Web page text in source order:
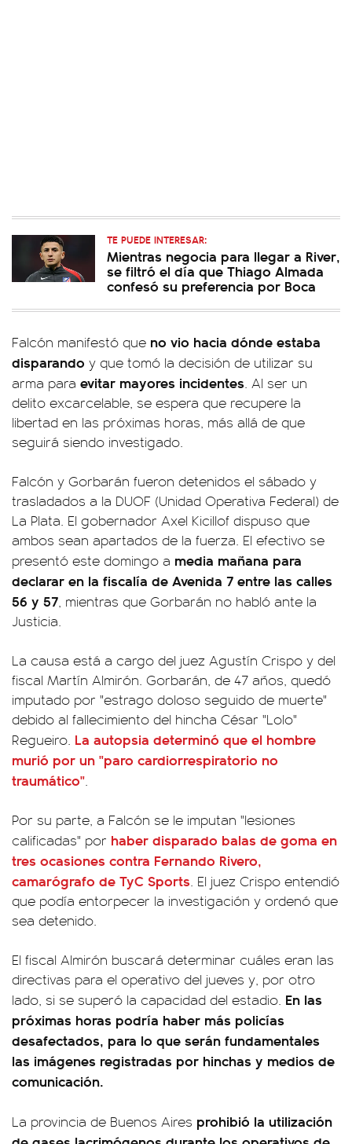
TE PUEDE INTERESAR:
Mientras negocia para llegar a River,
se filtró el día que Thiago Almada
confesó su preferencia por Boca
Falcón manifestó que no vio hacia dónde estaba
disparando y que tomó la decisión de utilizar su
arma para evitar mayores incidentes. Al ser un
delito excarcelable, se espera que recupere la
libertad en las próximas horas, más allá de que
seguirá siendo investigado.
Falcón y Gorbarán fueron detenidos el sábado y
trasladados a la DUOF (Unidad Operativa Federal) de
La Plata. El gobernador Axel Kicillof dispuso que
ambos sean apartados de la fuerza. El efectivo se
presentó este domingo a media mañana para
declarar en la fiscalía de Avenida 7 entre las calles
56 y 57, mientras que Gorbarán no habló ante la
Justicia.
La causa está a cargo del juez Agustín Crispo y del
fiscal Martín Almirón. Gorbarán, de 47 años, quedó
imputado por "estrago doloso seguido de muerte"
debido al fallecimiento del hincha César "Lolo"
Regueiro. La autopsia determinó que el hombre
murió por un "paro cardiorrespiratorio no
traumático".
Por su parte, a Falcón se le imputan "lesiones
calificadas" por haber disparado balas de goma en
tres ocasiones contra Fernando Rivero,
camarógrafo de TyC Sports. El juez Crispo entendió
que podía entorpecer la investigación y ordenó que
sea detenido.
El fiscal Almirón buscará determinar cuáles eran las
directivas para el operativo del jueves y, por otro
lado, si se superó la capacidad del estadio. En las
próximas horas podría haber más policías
desafectados, para lo que serán fundamentales
las imágenes registradas por hinchas y medios de
comunicación.
La provincia de Buenos Aires prohibió la utilización